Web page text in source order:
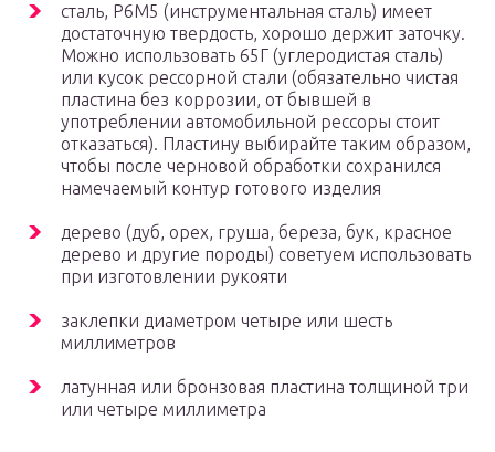
сталь, Р6М5 (инструментальная сталь) имеет
достаточную твердость, хорошо держит заточку.
Можно использовать 65Г (углеродистая сталь)
или кусок рессорной стали (обязательно чистая
пластина без коррозии, от бывшей в
употреблении автомобильной рессоры стоит
отказаться). Пластину выбирайте таким образом,
чтобы после черновой обработки сохранился
намечаемый контур готового изделия
дерево (дуб, орех, груша, береза, бук, красное
дерево и другие породы) советуем использовать
при изготовлении рукояти
заклепки диаметром четыре или шесть
миллиметров
латунная или бронзовая пластина толщиной три
или четыре миллиметра